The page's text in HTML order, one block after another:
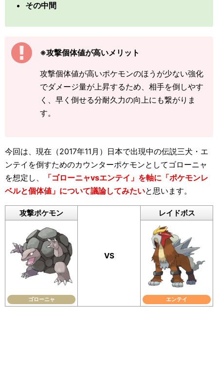
その中間
※攻撃個体値が高いメリット
攻撃個体値が高いポケモンのほうが少ない強化
でダメージ量が上昇するため、相手を倒しやす
く、早く倒せる分耐久力の向上にも繋がりま
す。
今回は、現在（2017年11月）日本で出現中の伝説三犬・エ
ンテイを倒すためのカウンターポケモンとしてゴローニャ
を想定し、
「ゴローニャvsエンテイ」を軸に「ポケモンレ
ベルと個体値」について議論してみたいと思います。
攻撃ポケモン
VS
レイドボス
ゴローニャ エンテイ